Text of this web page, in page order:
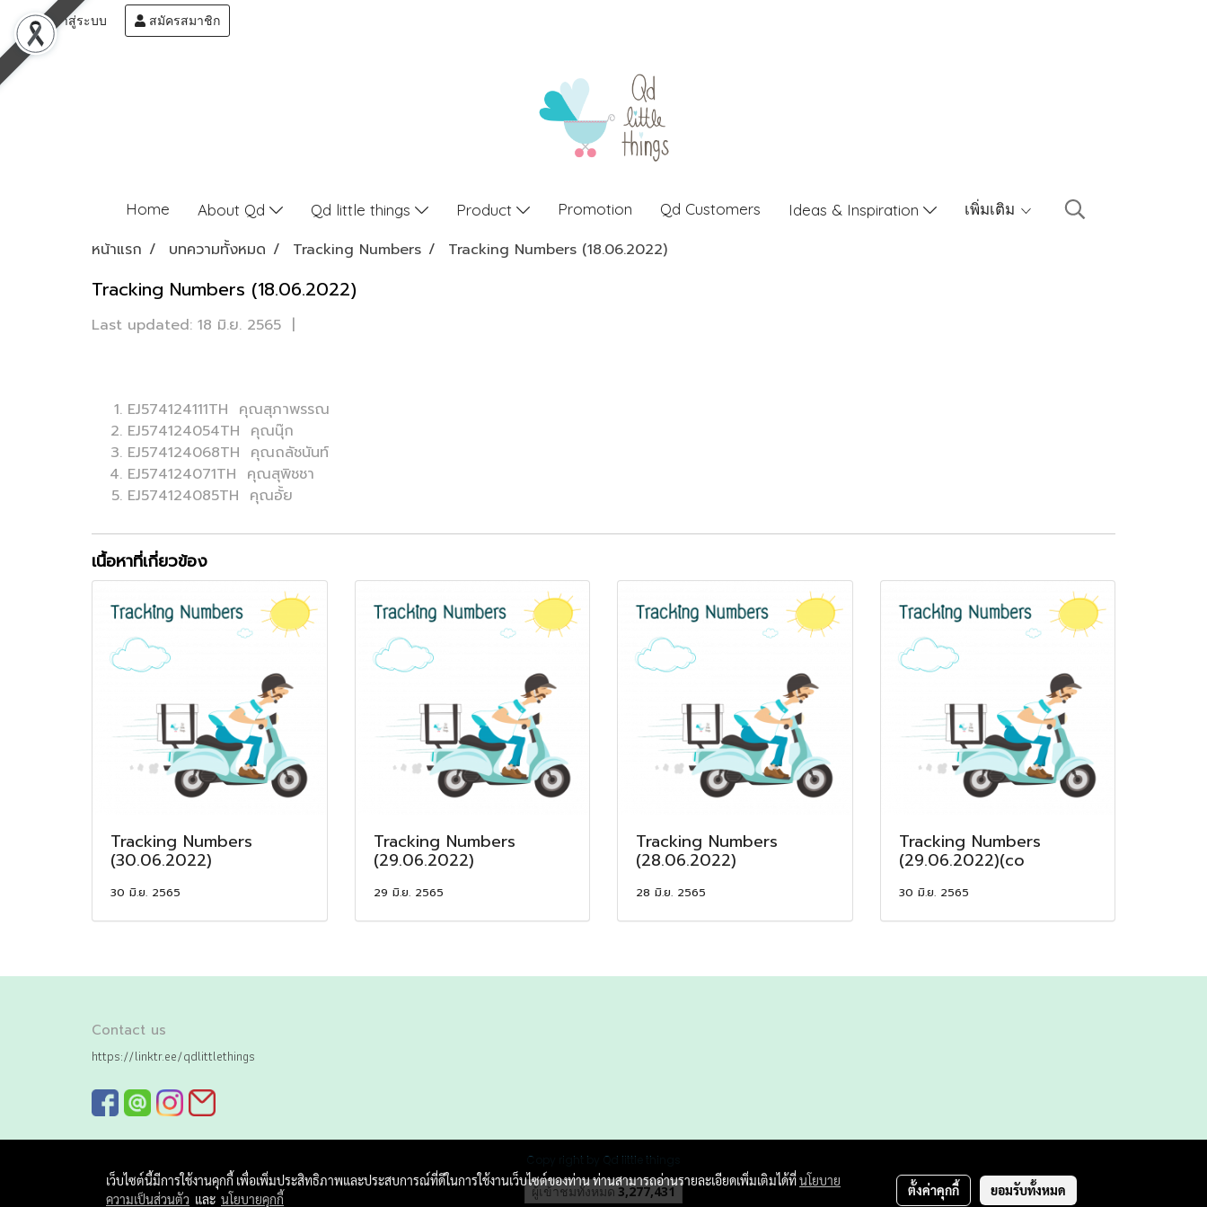
เข้าสู่ระบบ สมัครสมาชิก
Home About Qd Qd little things Product Promotion Qd Customers Ideas & Inspiration เพิ่มเติม
หน้าแรก บทความทั้งหมด Tracking Numbers Tracking Numbers (18.06.2022)
Tracking Numbers (18.06.2022)
Last updated: 18 มิ.ย. 2565 |
EJ574124111TH คุณสุภาพรรณ
EJ574124054TH คุณนุ๊ก
EJ574124068TH คุณถลัชนันท์
EJ574124071TH คุณสุพิชชา
EJ574124085TH คุณอั้ย
เนื้อหาที่เกี่ยวข้อง
Tracking Numbers
(30.06.2022)
30 มิ.ย. 2565
Tracking Numbers
(29.06.2022)
29 มิ.ย. 2565
Tracking Numbers
(28.06.2022)
28 มิ.ย. 2565
Tracking Numbers
(29.06.2022)(co
30 มิ.ย. 2565
Contact us
https://linktr.ee/qdlittlethings
Copy right by Qd little things
ผู้เข้าชมทั้งหมด 3,277,431
เว็บไซต์นี้มีการใช้งานคุกกี้ เพื่อเพิ่มประสิทธิภาพและประสบการณ์ที่ดีในการใช้งานเว็บไซต์ของท่าน ท่านสามารถอ่านรายละเอียดเพิ่มเติมได้ที่นโยบาย
ความเป็นส่วนตัว และ นโยบายคุกกี้
ตั้งค่าคุกกี้ ยอมรับทั้งหมด